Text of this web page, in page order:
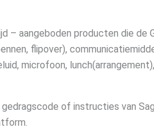
– aangeboden producten die de
flipover),
microfoon,
of instructies van